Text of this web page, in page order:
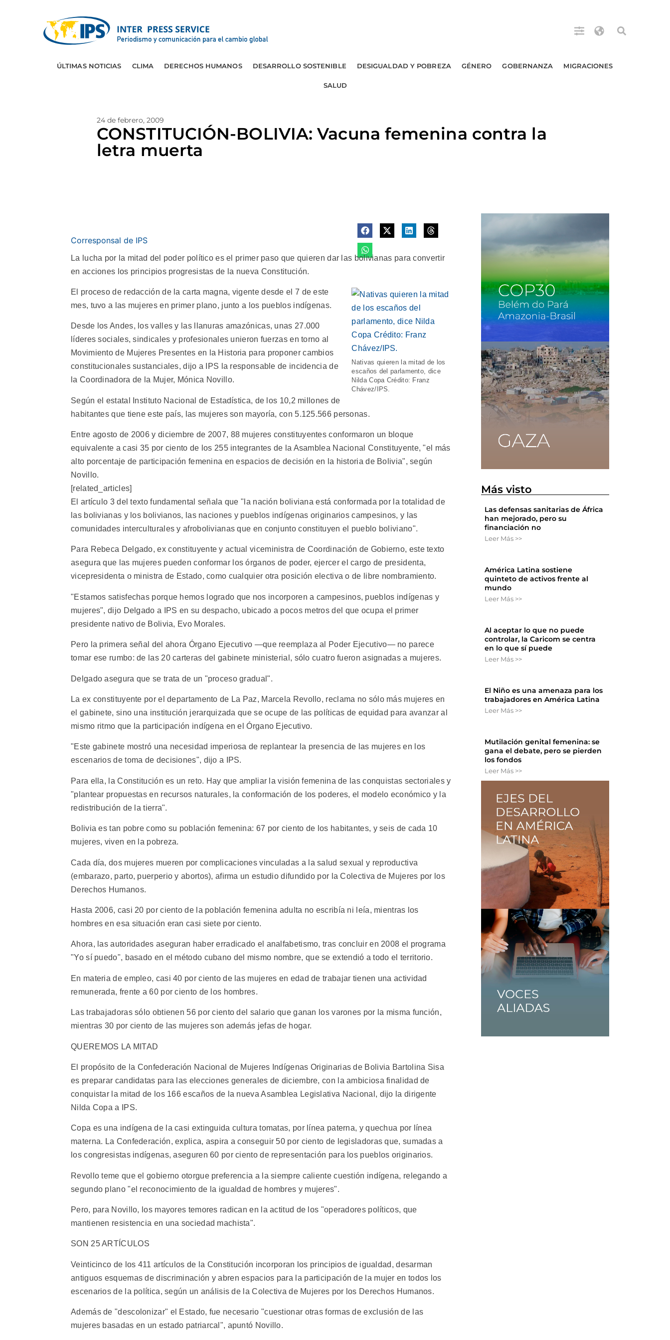
ÚLTIMAS NOTICIAS CLIMA DERECHOS HUMANOS DESARROLLO SOSTENIBLE DESIGUALDAD Y POBREZA GÉNERO GOBERNANZA MIGRACIONES
SALUD
24 de febrero, 2009
CONSTITUCIÓN-BOLIVIA: Vacuna femenina contra la
letra muerta
Corresponsal de IPS
La lucha por la mitad del poder político es el primer paso que quieren dar las bolivianas para convertir
en acciones los principios progresistas de la nueva Constitución.
Nativas quieren la mitad de los
escaños del parlamento, dice
Nilda Copa Crédito: Franz
Chávez/IPS.
El proceso de redacción de la carta magna, vigente desde el 7 de este
mes, tuvo a las mujeres en primer plano, junto a los pueblos indígenas.
Desde los Andes, los valles y las llanuras amazónicas, unas 27.000
líderes sociales, sindicales y profesionales unieron fuerzas en torno al
Movimiento de Mujeres Presentes en la Historia para proponer cambios
constitucionales sustanciales, dijo a IPS la responsable de incidencia de
la Coordinadora de la Mujer, Mónica Novillo.
Según el estatal Instituto Nacional de Estadística, de los 10,2 millones de
habitantes que tiene este país, las mujeres son mayoría, con 5.125.566 personas.
Entre agosto de 2006 y diciembre de 2007, 88 mujeres constituyentes conformaron un bloque
equivalente a casi 35 por ciento de los 255 integrantes de la Asamblea Nacional Constituyente, "el más
alto porcentaje de participación femenina en espacios de decisión en la historia de Bolivia", según
Novillo.
[related_articles]
El artículo 3 del texto fundamental señala que "la nación boliviana está conformada por la totalidad de
las bolivianas y los bolivianos, las naciones y pueblos indígenas originarios campesinos, y las
comunidades interculturales y afrobolivianas que en conjunto constituyen el pueblo boliviano".
Para Rebeca Delgado, ex constituyente y actual viceministra de Coordinación de Gobierno, este texto
asegura que las mujeres pueden conformar los órganos de poder, ejercer el cargo de presidenta,
vicepresidenta o ministra de Estado, como cualquier otra posición electiva o de libre nombramiento.
"Estamos satisfechas porque hemos logrado que nos incorporen a campesinos, pueblos indígenas y
mujeres", dijo Delgado a IPS en su despacho, ubicado a pocos metros del que ocupa el primer
presidente nativo de Bolivia, Evo Morales.
Pero la primera señal del ahora Órgano Ejecutivo —que reemplaza al Poder Ejecutivo— no parece
tomar ese rumbo: de las 20 carteras del gabinete ministerial, sólo cuatro fueron asignadas a mujeres.
Delgado asegura que se trata de un "proceso gradual".
La ex constituyente por el departamento de La Paz, Marcela Revollo, reclama no sólo más mujeres en
el gabinete, sino una institución jerarquizada que se ocupe de las políticas de equidad para avanzar al
mismo ritmo que la participación indígena en el Órgano Ejecutivo.
"Este gabinete mostró una necesidad imperiosa de replantear la presencia de las mujeres en los
escenarios de toma de decisiones", dijo a IPS.
Para ella, la Constitución es un reto. Hay que ampliar la visión femenina de las conquistas sectoriales y
"plantear propuestas en recursos naturales, la conformación de los poderes, el modelo económico y la
redistribución de la tierra".
Bolivia es tan pobre como su población femenina: 67 por ciento de los habitantes, y seis de cada 10
mujeres, viven en la pobreza.
Cada día, dos mujeres mueren por complicaciones vinculadas a la salud sexual y reproductiva
(embarazo, parto, puerperio y abortos), afirma un estudio difundido por la Colectiva de Mujeres por los
Derechos Humanos.
Hasta 2006, casi 20 por ciento de la población femenina adulta no escribía ni leía, mientras los
hombres en esa situación eran casi siete por ciento.
Ahora, las autoridades aseguran haber erradicado el analfabetismo, tras concluir en 2008 el programa
"Yo sí puedo", basado en el método cubano del mismo nombre, que se extendió a todo el territorio.
En materia de empleo, casi 40 por ciento de las mujeres en edad de trabajar tienen una actividad
remunerada, frente a 60 por ciento de los hombres.
Las trabajadoras sólo obtienen 56 por ciento del salario que ganan los varones por la misma función,
mientras 30 por ciento de las mujeres son además jefas de hogar.
QUEREMOS LA MITAD
El propósito de la Confederación Nacional de Mujeres Indígenas Originarias de Bolivia Bartolina Sisa
es preparar candidatas para las elecciones generales de diciembre, con la ambiciosa finalidad de
conquistar la mitad de los 166 escaños de la nueva Asamblea Legislativa Nacional, dijo la dirigente
Nilda Copa a IPS.
Copa es una indígena de la casi extinguida cultura tomatas, por línea paterna, y quechua por línea
materna. La Confederación, explica, aspira a conseguir 50 por ciento de legisladoras que, sumadas a
los congresistas indígenas, aseguren 60 por ciento de representación para los pueblos originarios.
Revollo teme que el gobierno otorgue preferencia a la siempre caliente cuestión indígena, relegando a
segundo plano "el reconocimiento de la igualdad de hombres y mujeres".
Pero, para Novillo, los mayores temores radican en la actitud de los "operadores políticos, que
mantienen resistencia en una sociedad machista".
SON 25 ARTÍCULOS
Veinticinco de los 411 artículos de la Constitución incorporan los principios de igualdad, desarman
antiguos esquemas de discriminación y abren espacios para la participación de la mujer en todos los
escenarios de la política, según un análisis de la Colectiva de Mujeres por los Derechos Humanos.
Además de "descolonizar" el Estado, fue necesario "cuestionar otras formas de exclusión de las
mujeres basadas en un estado patriarcal", apuntó Novillo.
Más visto
Las defensas sanitarias de África
han mejorado, pero su
financiación no
Leer Más >>
América Latina sostiene
quinteto de activos frente al
mundo
Leer Más >>
Al aceptar lo que no puede
controlar, la Caricom se centra
en lo que sí puede
Leer Más >>
El Niño es una amenaza para los
trabajadores en América Latina
Leer Más >>
Mutilación genital femenina: se
gana el debate, pero se pierden
los fondos
Leer Más >>